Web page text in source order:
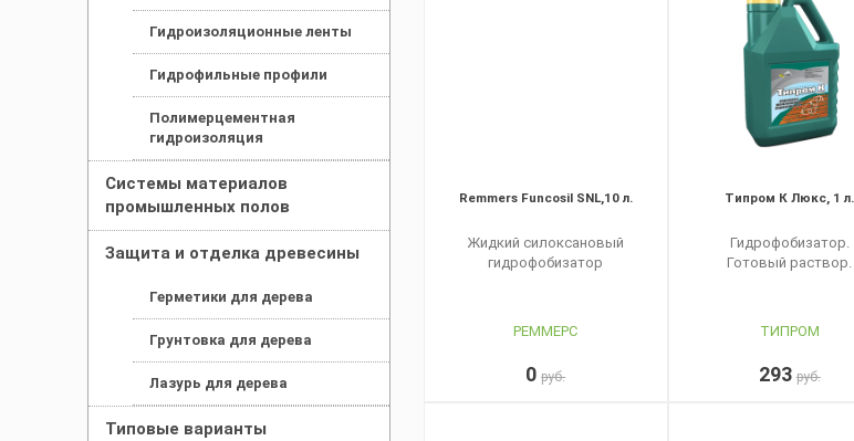
Гидроизоляционные ленты
Гидрофильные профили
Полимерцементная
гидроизоляция
Системы материалов
промышленных полов
Защита и отделка древесины
Герметики для дерева
Грунтовка для дерева
Лазурь для дерева
Типовые варианты
Remmers Funcosil SNL,10 л.
Жидкий силоксановый
гидрофобизатор
РЕММЕРС
0руб.
Типром К Люкс, 1 л.
Гидрофобизатор.
Готовый раствор.
ТИПРОМ
293 руб.